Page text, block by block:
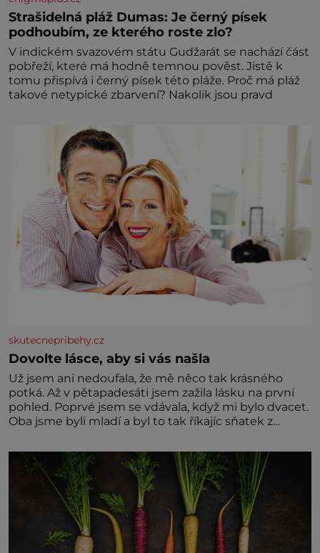
Strašidelná pláž Dumas: Je černý písek
podhoubím, ze kterého roste zlo?
V indickém svazovém státu Gudžarát se nachází část
pobřeží, které má hodně temnou pověst. Jistě k
tomu přispívá i černý písek této pláže. Proč má pláž
takové netypické zbarvení? Nakolik jsou pravd
skutecnepribehy.cz
Dovolte lásce, aby si vás našla
Už jsem ani nedoufala, že mě něco tak krásného
potká. Až v pětapadesáti jsem zažila lásku na první
pohled. Poprvé jsem se vdávala, když mi bylo dvacet.
Oba jsme byli mladí a byl to tak říkajíc sňatek z
zaopatřený mladý muž. Manželství nám oběma moc
nesvědčilo, brzy jsme zjistili, že